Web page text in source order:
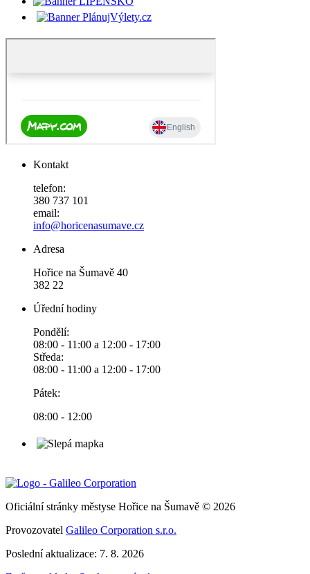
Kontakt
telefon:
380 737 101
email:
info@horicenasumave.cz
Adresa
Hořice na Šumavě 40
382 22
Úřední hodiny
Pondělí:
08:00 - 11:00 a 12:00 - 17:00
Středa:
08:00 - 11:00 a 12:00 - 17:00
Pátek:
08:00 - 12:00
Oficiální stránky městyse Hořice na Šumavě © 2026
Provozovatel Galileo Corporation s.r.o.
Poslední aktualizace: 7. 8. 2026